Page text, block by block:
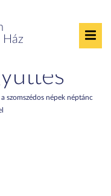
Ház
Sándor
szomszédos népek néptánc